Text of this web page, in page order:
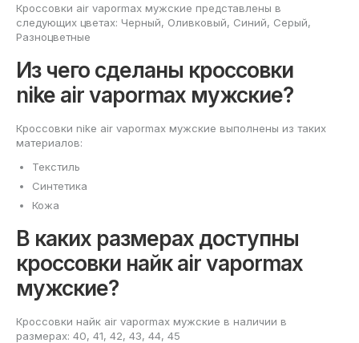
Кроссовки air vapormax мужские представлены в
следующих цветах: Черный, Оливковый, Синий, Серый,
Разноцветные
Из чего сделаны кроссовки
nike air vapormax мужские?
Кроссовки nike air vapormax мужские выполнены из таких
материалов:
Текстиль
Синтетика
Кожа
В каких размерах доступны
кроссовки найк air vapormax
мужские?
Кроссовки найк air vapormax мужские в наличии в
размерах: 40, 41, 42, 43, 44, 45